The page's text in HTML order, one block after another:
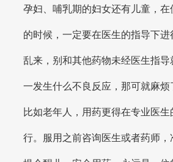
孕妇、哺乳期的妇女还有儿童，
的时候，一定要在医生的指导下
乱来，别和其他药物未经医生指
一发生什么不良反应，那可就麻烦
比如老年人，用药更得在专业医
行。服用之前咨询医生或者药师